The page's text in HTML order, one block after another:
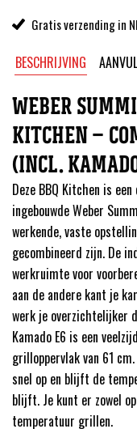
Gratis verzending in
BESCHRIJVING
WEBER
KITCHEN –
(INCL.
Deze BBQ Kitchen is
ingebouwde Weber
werkende, vaste
gecombineerd zijn. De
werkruimte voor
aan de andere kant je
werk je overzichtelijker
Kamado E6 is een
grilloppervlak van 61
snel op en blijft de
blijft. Je kunt er zowel
temperatuur grillen.